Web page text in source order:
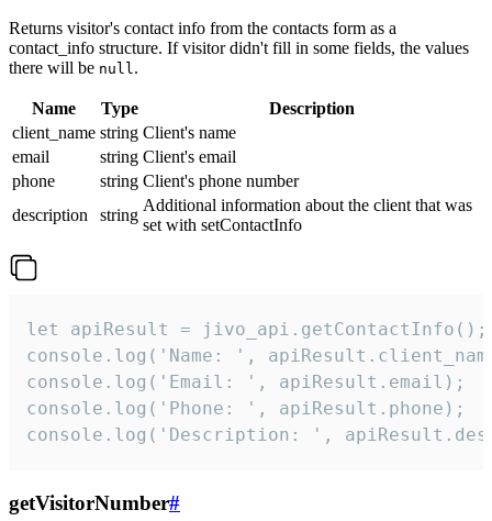
Returns visitor's contact info from the contacts form as a
contact_info structure. If visitor didn't fill in some fields, the values
there will be null.
Name Type
Description
client_name string Client's name
email
string Client's email
phone
string Client's phone number
description
string
Additional information about the client that was
set with setContactInfo
let apiResult = jivo_api.getContactInfo();
console.log('Name: ',
console.log('Email: ', apiResult.email);
console.log('Phone: ', apiResult.phone);
console.log('Description: ',
getVisitorNumber#